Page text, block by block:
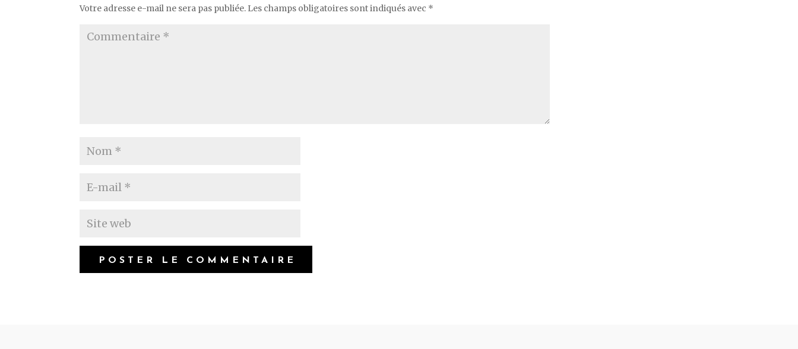
Votre adresse e-mail ne sera pas publiée. Les champs obligatoires sont indiqués avec *